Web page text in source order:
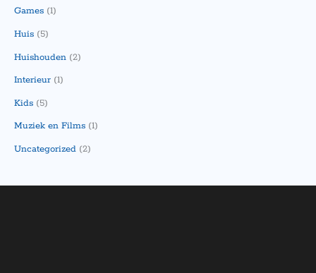
Games (1)
Huis (5)
Huishouden (2)
Interieur (1)
Kids (5)
Muziek en Films (1)
Uncategorized (2)